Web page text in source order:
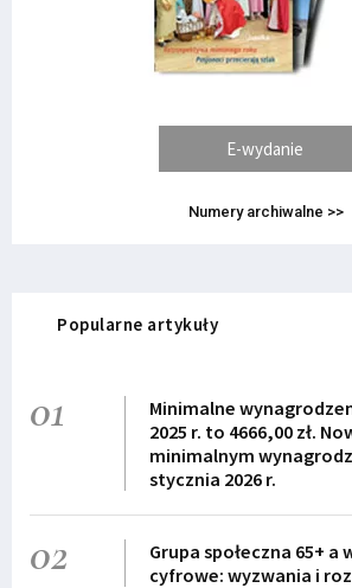
E-wydanie
Numery archiwalne >>
Popularne artykuły
01
Minimalne
2025 r. to 4666,00 zł.
minimalnym
stycznia 2026 r.
02
Grupa społeczna 65+ a
cyfrowe: wyzwania i